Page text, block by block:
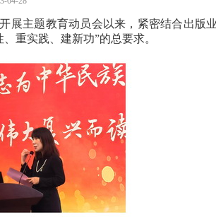
展主题教育动员会以来，紧密结合出版
重实践、建新功”的总要求。